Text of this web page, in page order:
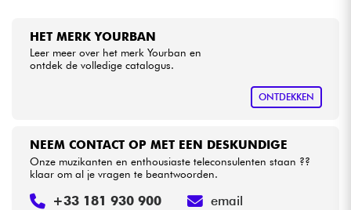
HET MERK YOURBAN
Leer meer over het merk Yourban en
ontdek de volledige catalogus.
ONTDEKKEN
NEEM CONTACT OP MET EEN DESKUNDIGE
Onze muzikanten en enthousiaste teleconsulenten staan ??
klaar om al je vragen te beantwoorden.
+33 181 930 900 email